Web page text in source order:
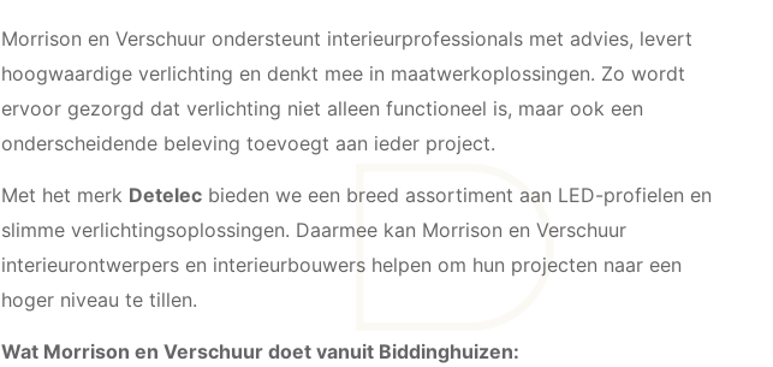
Morrison en Verschuur ondersteunt interieurprofessionals met advies, levert
hoogwaardige verlichting en denkt mee in maatwerkoplossingen. Zo wordt
ervoor gezorgd dat verlichting niet alleen functioneel is, maar ook een
onderscheidende beleving toevoegt aan ieder project.
Met het merk Detelec bieden we een breed assortiment aan LED-profielen en
slimme verlichtingsoplossingen. Daarmee kan Morrison en Verschuur
interieurontwerpers en interieurbouwers helpen om hun projecten naar een
hoger niveau te tillen.
Wat Morrison en Verschuur doet vanuit Biddinghuizen: